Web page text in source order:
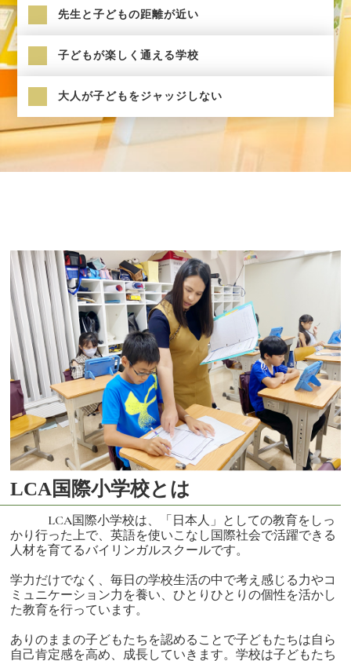
先生と子どもの距離が近い
子どもが楽しく通える学校
大人が子どもをジャッジしない
LCA国際小学校とは
LCA国際小学校は、「日本人」としての教育をしっ
かり行った上で、英語を使いこなし国際社会で活躍できる
人材を育てるバイリンガルスクールです。
学力だけでなく、毎日の学校生活の中で考え感じる力やコ
ミュニケーション力を養い、ひとりひとりの個性を活かし
た教育を行っています。
ありのままの子どもたちを認めることで子どもたちは自ら
自己肯定感を高め、成長していきます。学校は子どもたち